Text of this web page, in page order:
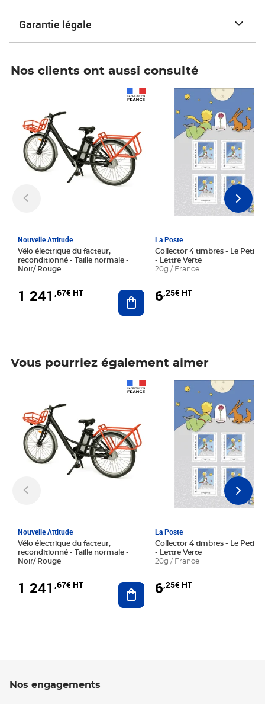
Garantie légale
Nos clients ont aussi consulté
Nouvelle Attitude
Vélo électrique du facteur,
reconditionné - Taille normale -
Noir/ Rouge
1 241 ,67€ HT Ajouter au panier
La Poste
Collector 4 timbres - Le Petit
- Lettre Verte
20g / France
6,25€ HT
Prix 6,25€ HT
Vous pourriez également aimer
Nouvelle Attitude
Vélo électrique du facteur,
reconditionné - Taille normale -
Noir/ Rouge
1 241 ,67€ HT Ajouter au panier
La Poste
Collector 4 timbres - Le Petit
- Lettre Verte
20g / France
6,25€ HT
Prix 6,25€ HT
Nos engagements